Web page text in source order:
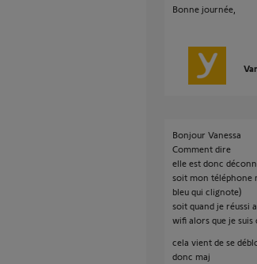
Bonne journée,
Bonjour Vanessa
Comment dire
elle est donc
soit mon téléphone
bleu qui clignote)
soit quand je réussi
wifi alors que je
cela vient de se
donc maj